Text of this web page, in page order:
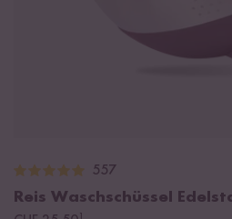
557
Reis Waschschüssel